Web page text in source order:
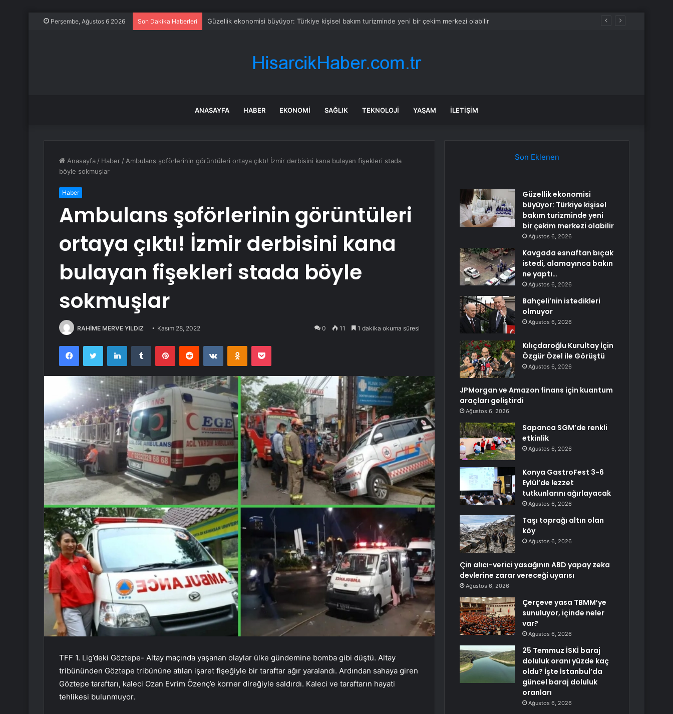
Perşembe, Ağustos 6 2026 Son Dakika Haberleri Kavgada esnaftan bıçak istedi, alamayınca bakın ne yaptı…
ANASAYFA HABER EKONOMI SAĞLIK TEKNOLOJI YAŞAM İLETIŞIM
Anasayfa / Haber / Ambulans şoförlerinin görüntüleri ortaya çıktı! İzmir derbisini kana bulayan fişekleri stada
böyle sokmuşlar
Haber
Ambulans şoförlerinin görüntüleri
ortaya çıktı! İzmir derbisini kana
bulayan fişekleri stada böyle
sokmuşlar
RAHİME MERVE YILDIZ Kasım 28, 2022 0 11 1 dakika okuma süresi
FacebookTwitter LinkedInTumblr PinterestReddit VKontakteOdnoklassniki
Pocket
TFF 1. Lig’deki Göztepe- Altay maçında yaşanan olaylar ülke gündemine bomba gibi düştü. Altay
tribününden Göztepe tribününe atılan işaret fişeğiyle bir taraftar ağır yaralandı. Ardından sahaya giren
Göztepe taraftarı, kaleci Ozan Evrim Özenç’e korner direğiyle saldırdı. Kaleci ve taraftarın hayati
tehlikesi bulunmuyor.
Son Eklenen
Güzellik ekonomisi
büyüyor: Türkiye kişisel
bakım turizminde yeni
bir çekim merkezi olabilir
Ağustos 6, 2026
Kavgada esnaftan bıçak
istedi, alamayınca bakın
ne yaptı…
Ağustos 6, 2026
Bahçeli’nin istedikleri
olmuyor
Ağustos 6, 2026
Kılıçdaroğlu Kurultay İçin
Özgür Özel ile Görüştü
Ağustos 6, 2026
JPMorgan ve Amazon finans için kuantum
araçları geliştirdi
Ağustos 6, 2026
Sapanca SGM’de renkli
etkinlik
Ağustos 6, 2026
Konya GastroFest 3-6
Eylül’de lezzet
tutkunlarını ağırlayacak
Ağustos 6, 2026
Taşı toprağı altın olan
köy
Ağustos 6, 2026
Çin alıcı-verici yasağının ABD yapay zeka
devlerine zarar vereceği uyarısı
Ağustos 6, 2026
Çerçeve yasa TBMM’ye
sunuluyor, içinde neler
var?
Ağustos 6, 2026
25 Temmuz İSKİ baraj
doluluk oranı yüzde kaç
oldu? İşte İstanbul’da
güncel baraj doluluk
oranları
Ağustos 6, 2026